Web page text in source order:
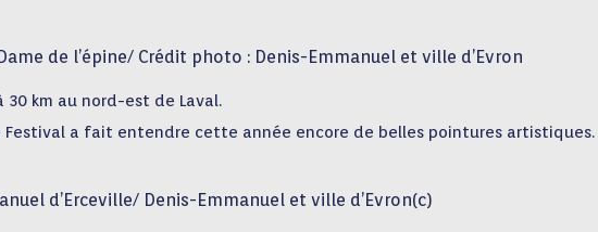
de l’épine/ Crédit photo : Denis-Emmanuel et ville d’Evron
30 km au nord-est de Laval.
Festival a fait entendre cette année encore de belles pointures artistiques.
d’Erceville/ Denis-Emmanuel et ville d’Evron(c)